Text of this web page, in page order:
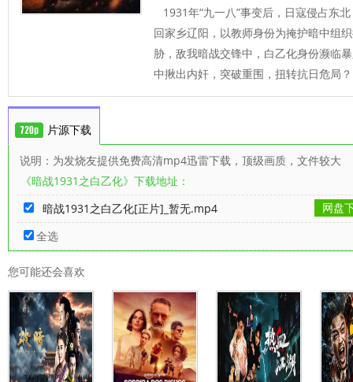
1931年“九一八”事变后，日寇侵占东
回家乡辽阳，以教师身份为掩护暗中组
胁，敌我暗战交锋中，白乙化身份濒临
中揪出内奸，突破重围，扭转抗日危局？
片源下载
说明：为发烧友提供免费高清mp4迅雷下载，顶级画质，文件较大
《暗战1931之白乙化》下载地址：
暗战1931之白乙化[正片]_暂无.mp4
网盘
全选
您可能还会喜欢